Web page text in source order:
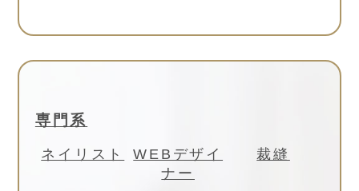
専門系
ネイリスト
WEBデザイ
ナー
裁縫